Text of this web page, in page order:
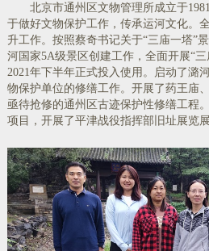
北京市通州区文物管理所成立于
于做好文物保护工作，传承运河文化。
升工作。按照蔡奇书记关于“三庙一塔”
河国家5A级景区创建工作，全面开展“
2021年下半年正式投入使用。启动了潞
物保护单位的修缮工作。开展了药王庙
亟待抢修的通州区古迹保护性修缮工程
项目，开展了平津战役指挥部旧址展览